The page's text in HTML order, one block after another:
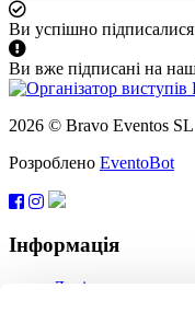
Ви успішно
Ви вже підписані на
2026 © Bravo Eventos SL
Розроблено EventoBot
Інформація
Довідка